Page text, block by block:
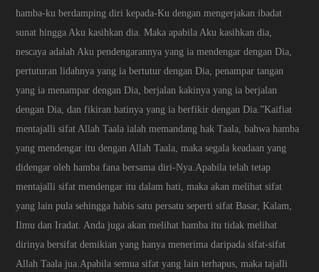
hamba-ku berdamping diri kepada-Ku dengan mengerjakan ibadat
sunat hingga Aku kasihkan dia. Maka apabila Aku kasihkan dia,
nescaya adalah Aku pendengarannya yang ia mendengar dengan Dia,
pertuturan lidahnya yang ia bertutur dengan Dia, penampar tangan
yang ia menampar dengan Dia, berjalan kakinya yang ia berjalan
dengan Dia, dan fikiran hatinya yang ia berfikir dengan Dia.”Kaifiat
mentajalli sifat Allah Taala ialah memandang hak Taala, bahwa hamba
yang mendengar itu dengan Allah Taala, maka segala keadaan yang
didengar oleh hamba fana bersama diri-Nya.Apabila telah tetap
mentajalli sifat mendengar itu dalam hati, maka akan melihat sifat
yang lain pula sehingga habis satu persatu seperti sifat Basar, Kalam,
Ilmu dan Iradat. Anda juga akan melihat hamba itu tidak melihat
dirinya bersifat demikian yang hanya menerima daripada sifat-sifat
Allah Taala jua.Apabila semua sifat yang lain terhapus, maka tajalli